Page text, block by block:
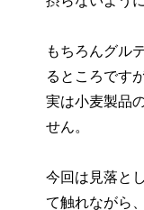
もちろんグル
るところです
実は小麦製品
せん。
今回は見落と
て触れながら、